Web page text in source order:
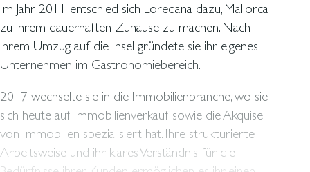
Im Jahr 2011 entschied sich Loredana dazu, Mallorca
zu ihrem dauerhaften Zuhause zu machen. Nach
ihrem Umzug auf die Insel gründete sie ihr eigenes
Unternehmen im Gastronomiebereich.
2017 wechselte sie in die Immobilienbranche, wo sie
sich heute auf Immobilienverkauf sowie die Akquise
von Immobilien spezialisiert hat. Ihre strukturierte
Arbeitsweise und ihr klares Verständnis für die